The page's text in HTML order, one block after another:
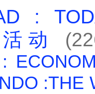
:
动
:
:THE